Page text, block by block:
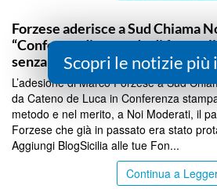
Forzese aderisce a Sud Chiama
“Conferma di un modo di fare
senza coerenza”
L’adesione di Marco Forzese a Sud
da Cateno de Luca in Conferenza
metodo e nel merito, a Noi Moderati, il
Forzese che già in passato era stato
Aggiungi BlogSicilia alle tue Fon...
Continua a
Scopri le notizie